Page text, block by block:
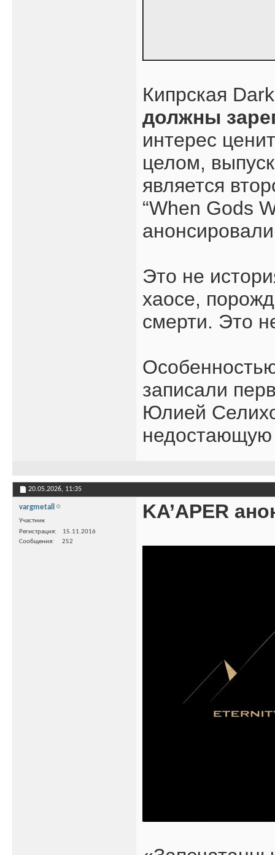
Кипрская
должны
интерес
целом,
является
“When Gods
Это не
хаосе,
смерти. Это
записали
Юлией
недостающую
20.05.2026, 11:35
vargmetall
Участник
Регистрация
15.11.2016
Сообщения
252
KA’APER